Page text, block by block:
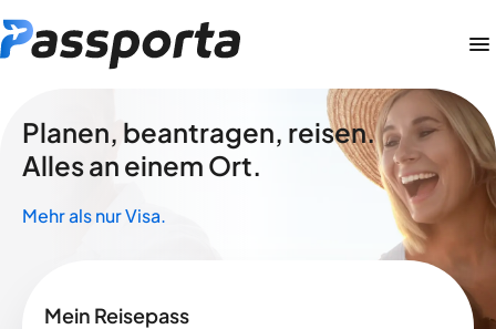
Planen, beantragen, reisen.
Alles an einem Ort.
Mehr als nur Visa.
Mein Reisepass